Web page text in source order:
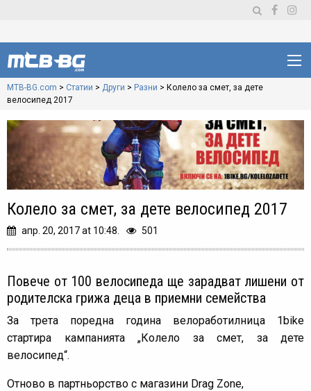
MTB-BG.com > Статии > Други > Разни > Колело за смет, за дете
велосипед 2017
Колело за смет, за дете велосипед 2017
апр. 20, 2017 at 10:48. 501
Повече от 100 велосипеда ще зарадват лишени от
родителска грижа деца в приемни семейства
За трета поредна година велоработилница 1bike
стартира кампанията „Колело за смет, за дете
велосипед“.
Отново в партньорство с магазини Drag Zone,